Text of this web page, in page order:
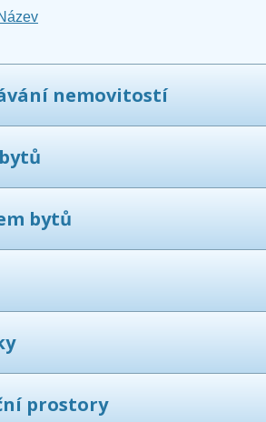
nemovitostí
bytů
prostory